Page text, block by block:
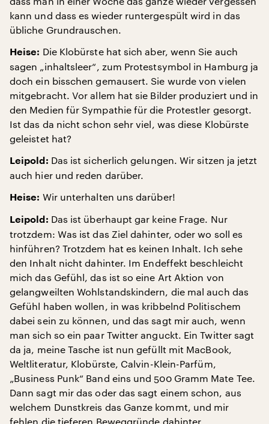
kann und dass es wieder runtergespült wird in das
übliche Grundrauschen.
Heise: Die Klobürste hat sich aber, wenn Sie auch
sagen „inhaltsleer“, zum Protestsymbol in Hamburg ja
doch ein bisschen gemausert. Sie wurde von vielen
mitgebracht. Vor allem hat sie Bilder produziert und in
den Medien für Sympathie für die Protestler gesorgt.
Ist das da nicht schon sehr viel, was diese Klobürste
geleistet hat?
Leipold: Das ist sicherlich gelungen. Wir sitzen ja jetzt
auch hier und reden darüber.
Heise: Wir unterhalten uns darüber!
Leipold: Das ist überhaupt gar keine Frage. Nur
trotzdem: Was ist das Ziel dahinter, oder wo soll es
hinführen? Trotzdem hat es keinen Inhalt. Ich sehe
den Inhalt nicht dahinter. Im Endeffekt beschleicht
mich das Gefühl, das ist so eine Art Aktion von
gelangweilten Wohlstandskindern, die mal auch das
Gefühl haben wollen, in was kribbelnd Politischem
dabei sein zu können, und das sagt mir auch, wenn
man sich so ein paar Twitter anguckt. Ein Twitter sagt
da ja, meine Tasche ist nun gefüllt mit MacBook,
Weltliteratur, Klobürste, Calvin-Klein-Parfüm,
„Business Punk“ Band eins und 500 Gramm Mate Tee.
Dann sagt mir das oder das sagt einem schon, aus
welchem Dunstkreis das Ganze kommt, und mir
fehlen die tieferen Beweggründe dahinter.